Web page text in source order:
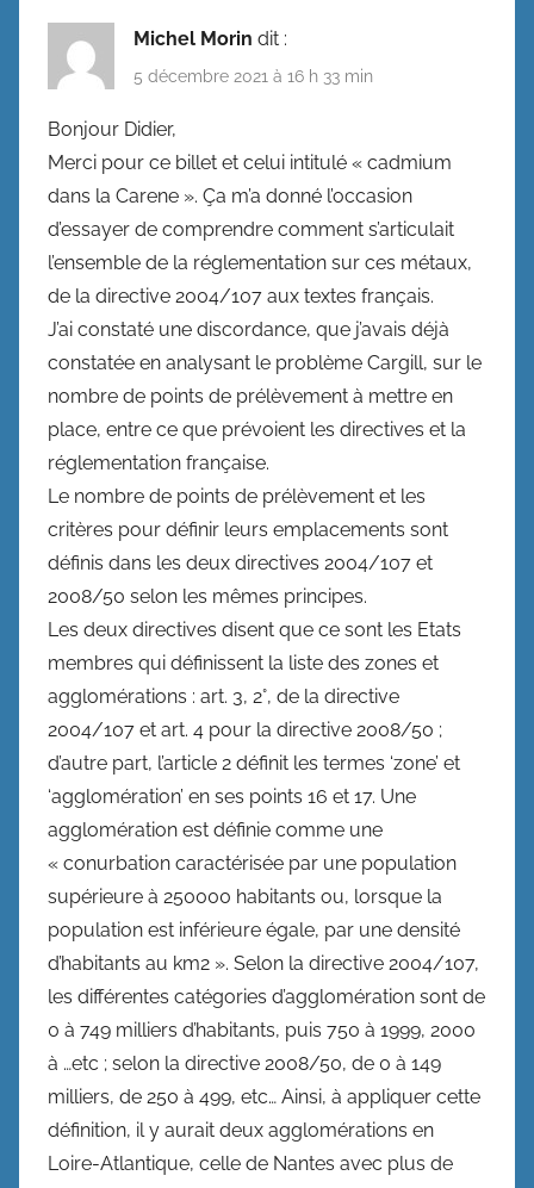
Michel Morin dit :
5 décembre 2021 à 16 h 33 min
Bonjour Didier,
Merci pour ce billet et celui intitulé « cadmium
dans la Carene ». Ça m’a donné l’occasion
d’essayer de comprendre comment s’articulait
l’ensemble de la réglementation sur ces métaux,
de la directive 2004/107 aux textes français.
J’ai constaté une discordance, que j’avais déjà
constatée en analysant le problème Cargill, sur le
nombre de points de prélèvement à mettre en
place, entre ce que prévoient les directives et la
réglementation française.
Le nombre de points de prélèvement et les
critères pour définir leurs emplacements sont
définis dans les deux directives 2004/107 et
2008/50 selon les mêmes principes.
Les deux directives disent que ce sont les Etats
membres qui définissent la liste des zones et
agglomérations : art. 3, 2°, de la directive
2004/107 et art. 4 pour la directive 2008/50 ;
d’autre part, l’article 2 définit les termes ‘zone’ et
‘agglomération’ en ses points 16 et 17. Une
agglomération est définie comme une
« conurbation caractérisée par une population
supérieure à 250000 habitants ou, lorsque la
population est inférieure égale, par une densité
d’habitants au km2 ». Selon la directive 2004/107,
les différentes catégories d’agglomération sont de
0 à 749 milliers d’habitants, puis 750 à 1999, 2000
à …etc ; selon la directive 2008/50, de 0 à 149
milliers, de 250 à 499, etc… Ainsi, à appliquer cette
définition, il y aurait deux agglomérations en
Loire-Atlantique, celle de Nantes avec plus de